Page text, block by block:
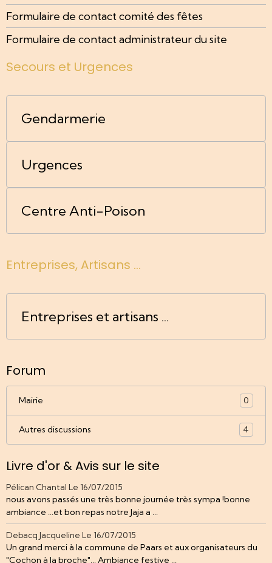
Formulaire de contact comité des fêtes
Formulaire de contact administrateur du site
Secours et Urgences
Gendarmerie
Urgences
Centre Anti-Poison
Entreprises, Artisans ...
Entreprises et artisans ...
Forum
Mairie 0
Autres discussions 4
Livre d'or & Avis sur le site
Pélican Chantal Le 16/07/2015
nous avons passés une très bonne journée très sympa !bonne
ambiance ...et bon repas notre Jaja a ...
Debacq Jacqueline Le 16/07/2015
Un grand merci à la commune de Paars et aux organisateurs du
"Cochon à la broche"... Ambiance festive ...